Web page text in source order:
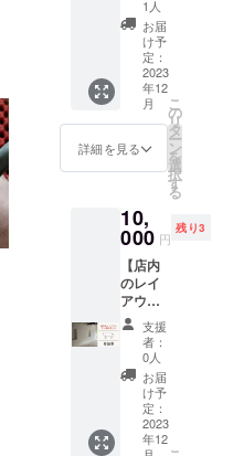
す。
開催日
程
12/15(
19:30-
21:00
12/16(
土)
19:30-
19:30-
21:00
クがメ
ニュー
に加わ
るかも
しれま
せん。
日程
は、な
るべく
しま
す。 ※
基本は
お店に
来てい
ただい
ての話
し合い
(厳しい
方はビ
デオ通
話)にな
りま
す。 ※
の挑戦
である
店舗の
「外
観」を
一緒に
考えて
目を惹
くお店
にしま
う！ あ
なたの
イメー
ジが形
になる
かもし
れませ
ん。 日
程は、
なるべ
く要望
に沿う
よう調
整しま
1人
お届
け予
定：
2023
年12
月
詳細を見る
こ
の
リ
タ
ー
ン
を
選
択
す
る
10,
000 円
残り3
【店内
のレイ
アウト
を一緒
に考え
る券】
初めて
の挑戦
である
「店舗
の空間
支援
者：
0人
お届
け予
定：
2023
年12